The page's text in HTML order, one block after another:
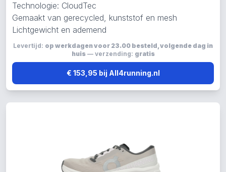
Technologie: CloudTec
Gemaakt van gerecycled, kunststof en mesh
Lichtgewicht en ademend
Levertijd: op werkdagen voor 23.00 besteld, volgende dag in
huis— verzending: gratis
€ 153,95 bij All4running.nl